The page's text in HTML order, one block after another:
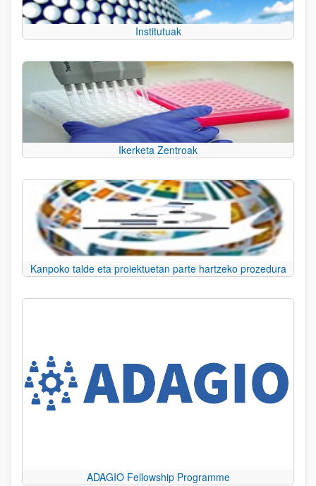
Institutuak
Ikerketa Zentroak
Kanpoko talde eta proiektuetan parte hartzeko prozedura
ADAGIO Fellowship Programme